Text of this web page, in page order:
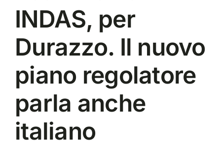
INDAS, per
Durazzo. Il nuovo
piano regolatore
parla anche
italiano